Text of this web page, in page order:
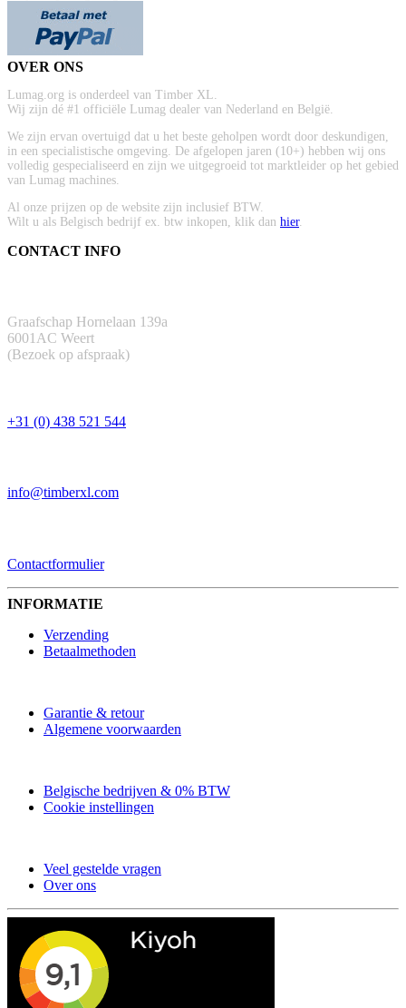
OVER ONS
Lumag.org is onderdeel van Timber XL.
Wij zijn dé #1 officiële Lumag dealer van Nederland en België.
We zijn ervan overtuigd dat u het beste geholpen wordt door deskundigen,
in een specialistische omgeving. De afgelopen jaren (10+) hebben wij ons
volledig gespecialiseerd en zijn we uitgegroeid tot marktleider op het gebied
van Lumag machines.
Al onze prijzen op de website zijn inclusief BTW.
Wilt u als Belgisch bedrijf ex. btw inkopen, klik dan hier.
CONTACT INFO
Graafschap Hornelaan 139a
6001AC Weert
(Bezoek op afspraak)
+31 (0) 438 521 544
info@timberxl.com
Contactformulier
INFORMATIE
Verzending
Betaalmethoden
Garantie & retour
Algemene voorwaarden
Belgische bedrijven & 0% BTW
Cookie instellingen
Veel gestelde vragen
Over ons